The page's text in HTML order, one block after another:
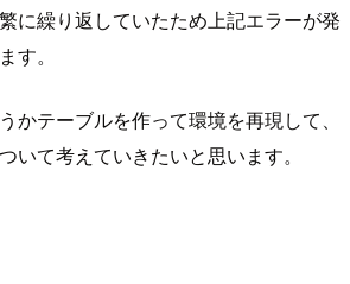
に繰り返していたため上記エラーが発
す。
かテーブルを作って環境を再現して、
いて考えていきたいと思います。